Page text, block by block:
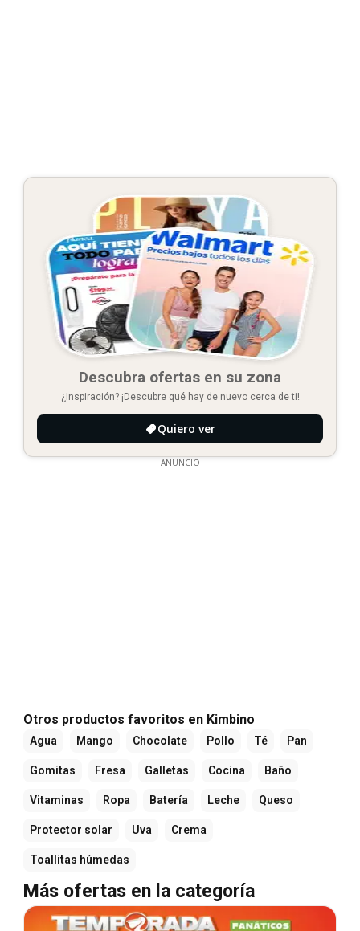
Descubra ofertas en su zona
¿Inspiración? ¡Descubre qué hay de nuevo cerca de ti!
Quiero ver
ANUNCIO
Otros productos favoritos en Kimbino
Agua Mango Chocolate Pollo Té Pan
Gomitas Fresa Galletas Cocina Baño
Vitaminas Ropa Batería Leche Queso
Protector solar Uva Crema
Toallitas húmedas
Más ofertas en la categoría